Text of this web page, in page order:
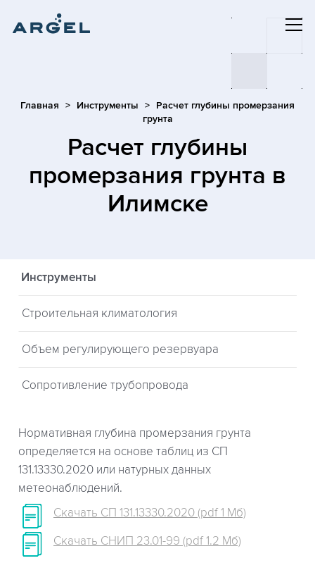
Главная Инструменты
Расчет глубины промерзания
грунта
Расчет глубины
промерзания грунта в
Илимске
Инструменты
Строительная климатология
Объем регулирующего резервуара
Сопротивление трубопровода
Нормативная глубина промерзания грунта
определяется на основе таблиц из СП
131.13330.2020 или натурных данных
метеонаблюдений.
Скачать СП 131.13330.2020 (pdf 1 Мб)
Скачать СНИП 23.01-99 (pdf 1.2 Мб)